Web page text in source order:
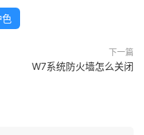
色
下一篇
W7系统防火墙怎么关闭